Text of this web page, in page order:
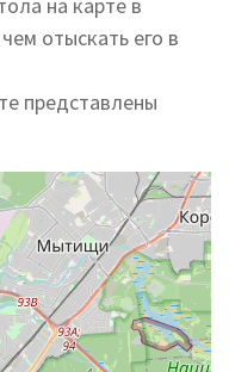
отыскать его в
представлены